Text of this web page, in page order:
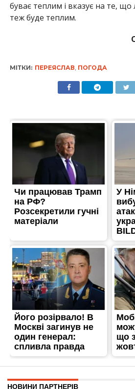
буває теплим і вказує на те, що
теж буде теплим.
МІТКИ: ПЕРЕЯСЛАВ, ПОГОДА